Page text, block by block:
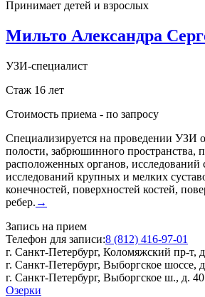
Принимает детей и взрослых
Мильто Александра
УЗИ-специалист
Стаж 16 лет
Стоимость приема - по запросу
Специализируется на проведении УЗИ
полости, забрюшинного пространства,
расположенных органов, исследований
исследований крупных и мелких
конечностей, поверхностей костей,
ребер. →
Запись на прием
Телефон для записи:8 (812) 416-97-01
г. Санкт-Петербург, Коломяжский пр-т,
г. Санкт-Петербург, Выборгское шоссе,
г. Санкт-Петербург, Выборгское ш., д. 40
Озерки